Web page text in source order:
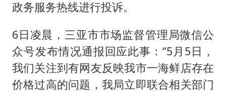
政务服务热线进行投诉。
6日凌晨，三亚市市场监督管理局微信公
众号发布情况通报回应此事：“5月5日，
我们关注到有网友反映我市一海鲜店存在
价格过高的问题，我局立即联合相关部门